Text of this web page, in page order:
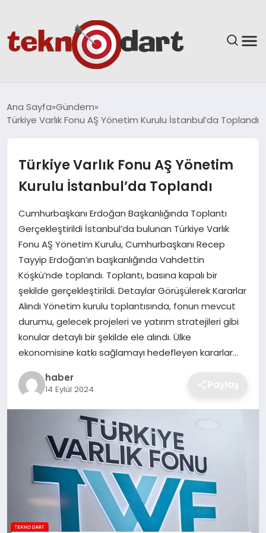
YAŞAM
BILIM & TEKNOLOJI
EĞITIM
GÜNDEM
SPOR
EKONOMI
MAGAZIN
OTOMOBIL
TEKNOLOJI
Ana Sayfa Gündem
Türkiye Varlık Fonu AŞ Yönetim Kurulu İstanbul’da Toplandı
Türkiye Varlık Fonu AŞ Yönetim
Kurulu İstanbul’da Toplandı
Cumhurbaşkanı Erdoğan Başkanlığında Toplantı
Gerçekleştirildi İstanbul’da bulunan Türkiye Varlık
Fonu AŞ Yönetim Kurulu, Cumhurbaşkanı Recep
Tayyip Erdoğan’ın başkanlığında Vahdettin
Köşkü’nde toplandı. Toplantı, basına kapalı bir
şekilde gerçekleştirildi. Detaylar Görüşülerek Kararlar
Alındı Yönetim kurulu toplantısında, fonun mevcut
durumu, gelecek projeleri ve yatırım stratejileri gibi
konular detaylı bir şekilde ele alındı. Ülke
ekonomisine katkı sağlamayı hedefleyen kararlar…
haber
14 Eylül 2024